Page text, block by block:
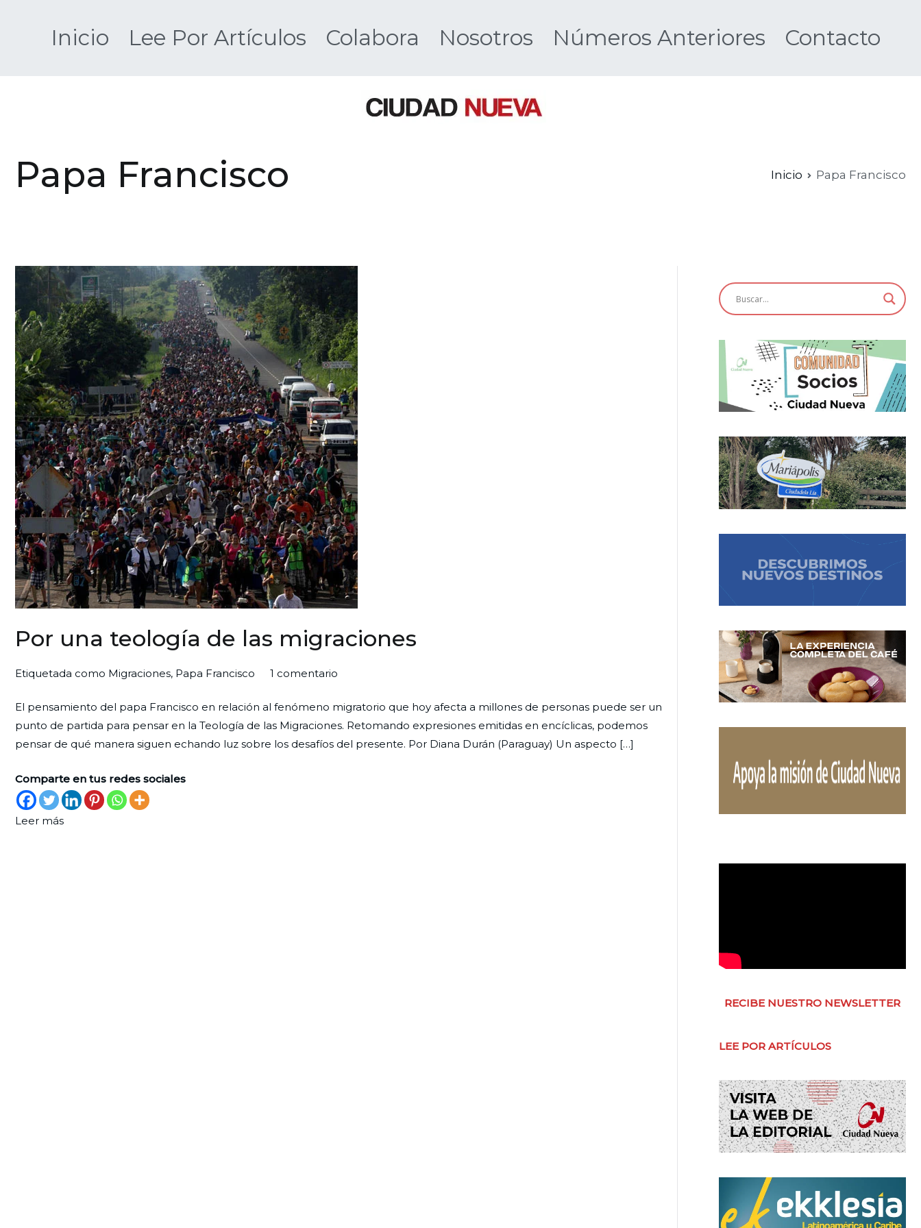
Inicio Lee Por Artículos Colabora Nosotros Números Anteriores Contacto
Papa Francisco Inicio Papa Francisco
Por una teología de las migraciones
Por
Ciudad
Nueva
Publicada
31
de
octubre
2025
Publicada
Espiritualidad,
Reflexión
Etiquetada como Migraciones, Papa Francisco 1 comentarioen
una
teología
de
El pensamiento del papa Francisco en relación al fenómeno migratorio que hoy afecta a millones de personas puede ser un
punto de partida para pensar en la Teología de las Migraciones. Retomando expresiones emitidas en encíclicas, podemos
pensar de qué manera siguen echando luz sobre los desafíos del presente. Por Diana Durán (Paraguay) Un aspecto […]
Comparte en tus redes sociales
Leer más
RECIBE NUESTRO NEWSLETTER
LEE POR ARTÍCULOS